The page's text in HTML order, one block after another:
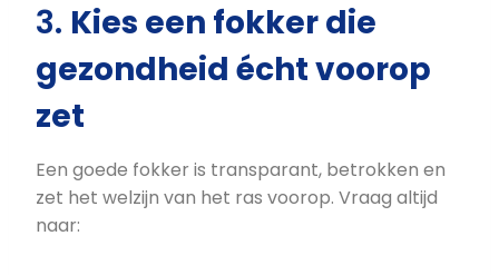
3. Kies een fokker die
gezondheid écht voorop
zet
Een goede fokker is transparant, betrokken en
zet het welzijn van het ras voorop. Vraag altijd
naar: